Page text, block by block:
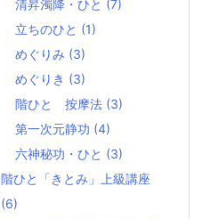
清昇濁降・ひと (7)
立ちのひと (1)
めぐりみ (3)
めぐりき (3)
階ひと 按摩法 (3)
第一次元静功 (4)
六神秘功・ひと (3)
階ひと「きとみ」上級講座
(6)